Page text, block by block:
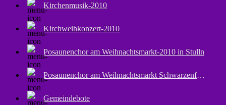
Kirchenmusik-2010
Kirchweihkonzert-2010
Posaunenchor am Weihnachtsmarkt-2010 in Stulln
Posaunenchor am Weihnachtsmarkt Schwarzenfeld
Gemeindebote